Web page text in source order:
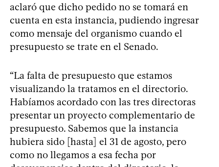
aclaró que dicho pedido no se tomará en
cuenta en esta instancia, pudiendo ingresar
como mensaje del organismo cuando el
presupuesto se trate en el Senado.
“La falta de presupuesto que estamos
visualizando la tratamos en el directorio.
Habíamos acordado con las tres directoras
presentar un proyecto complementario de
presupuesto. Sabemos que la instancia
hubiera sido [hasta] el 31 de agosto, pero
como no llegamos a esa fecha por